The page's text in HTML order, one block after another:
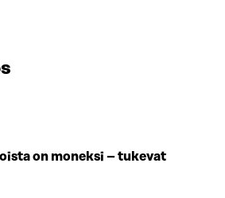
on moneksi – tukevat